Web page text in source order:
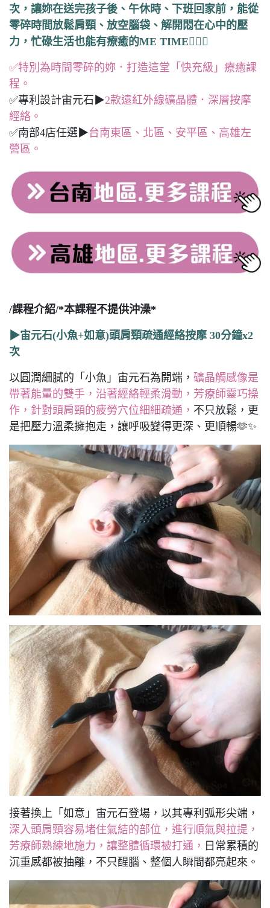
次，讓妳在送完孩子後、午休時、下班回家前，能從
零碎時間放鬆肩頸、放空腦袋、解開悶在心中的壓
力，忙碌生活也能有療癒的ME TIME💆‍♀️✨
✅特別為時間零碎的妳．打造這堂「快充級」療癒課
程。
✅專利設計宙元石▶2款遠紅外線礦晶體．深層按摩
經絡。
✅南部4店任選▶台南東區、北區、安平區、高雄左
營區。
/課程介紹/*本課程不提供沖澡*
▶宙元石(小魚+如意)頭肩頸疏通經絡按摩 30分鐘x2
次
以圓潤細膩的「小魚」宙元石為開端， 礦晶觸感像是
帶著能量的雙手，沿著經絡輕柔滑動，芳療師靈巧操
作，針對頭肩頸的疲勞穴位細細疏通， 不只放鬆，更
是把壓力溫柔擁抱走，讓呼吸變得更深、更順暢🫶✨
接著換上「如意」宙元石登場，以其專利弧形尖端，
深入頭肩頸容易堵住氣結的部位，進行順氣與拉提，
芳療師熟練地施力，讓整體循環被打通， 日常累積的
沉重感都被抽離，不只醒腦、整個人瞬間都亮起來。